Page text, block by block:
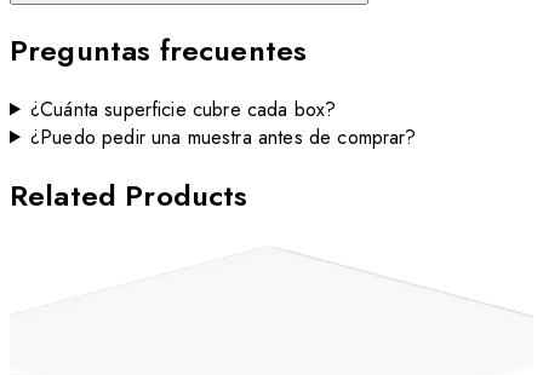
Preguntas frecuentes
¿Cuánta superficie cubre cada box?
¿Puedo pedir una muestra antes de comprar?
Related Products